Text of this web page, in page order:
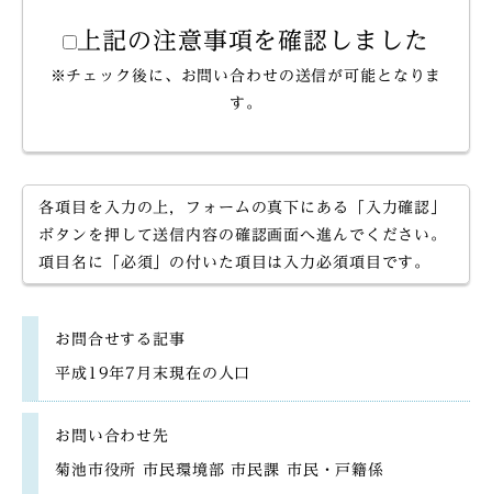
上記の注意事項を確認しました
※チェック後に、お問い合わせの送信が可能となりま
す。
各項目を入力の上，フォームの真下にある「入力確認」
ボタンを押して送信内容の確認画面へ進んでください。
項目名に「必須」の付いた項目は入力必須項目です。
お問合せする記事
平成19年7月末現在の人口
お問い合わせ先
菊池市役所 市民環境部 市民課 市民・戸籍係